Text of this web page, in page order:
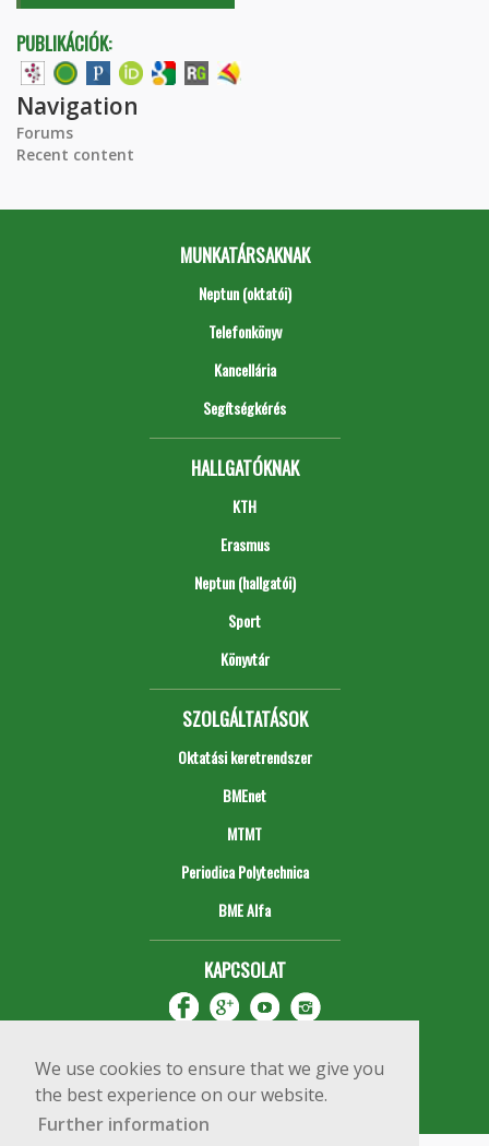
We use cookies to ensure that we give you
the best experience on our website.
Further information
PUBLIKÁCIÓK:
Navigation
Forums
Recent content
MUNKATÁRSAKNAK
Neptun (oktatói)
Telefonkönyv
Kancellária
Segítségkérés
HALLGATÓKNAK
KTH
Erasmus
Neptun (hallgatói)
Sport
Könyvtár
SZOLGÁLTATÁSOK
Oktatási keretrendszer
BMEnet
MTMT
Periodica Polytechnica
BME Alfa
KAPCSOLAT